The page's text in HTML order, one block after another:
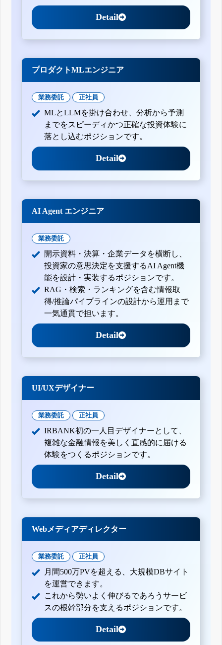
Detail
プロダクトMLエンジニア
業務委託 正社員
MLとLLMを掛け合わせ、分析から予測
までをスピーディかつ正確な投資体験に
落とし込むポジションです。
Detail
AI Agent エンジニア
業務委託
開示資料・決算・企業データを横断し、
投資家の意思決定を支援するAI Agent機
能を設計・実装するポジションです。
RAG・検索・ランキングを含む情報取
得/推論パイプラインの設計から運用まで
一気通貫で担います。
Detail
UI/UXデザイナー
業務委託 正社員
IRBANK初の一人目デザイナーとして、
複雑な金融情報を美しく直感的に届ける
体験をつくるポジションです。
Detail
Webメディアディレクター
業務委託 正社員
月間500万PVを超える、大規模DBサイト
を運営できます。
これから勢いよく伸びるであろうサービ
スの根幹部分を支えるポジションです。
Detail